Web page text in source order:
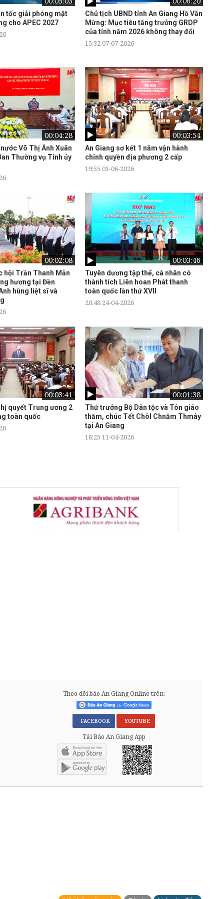
tốc giải phóng mặt
cho APEC 2027
Chủ tịch UBND tỉnh An Giang Hồ Văn
Mừng: Mục tiêu tăng trưởng GRDP
của tỉnh năm 2026 không thay đổi
15:32 07-07-2026
00:04:28
Võ Thị Ánh Xuân
Thường vụ Tỉnh ủy
00:03:54
An Giang sơ kết 1 năm vận hành
chính quyền địa phương 2 cấp
19:55 01-06-2026
00:02:08
hội Trần Thanh Mẫn
hương tại Đền
hùng liệt sĩ và
00:03:46
Tuyên dương tập thể, cá nhân có
thành tích Liên hoan Phát thanh
toàn quốc lần thứ XVII
20:48 24-04-2026
00:03:41
quyết Trung ương 2
toàn quốc
00:01:38
Thứ trưởng Bộ Dân tộc và Tôn giáo
thăm, chúc Tết Chôl Chnăm Thmây
tại An Giang
18:25 11-04-2026
Theo dõi báo An Giang Online trên:
FACEBOOK YOUTUBE
Tải Báo An Giang App